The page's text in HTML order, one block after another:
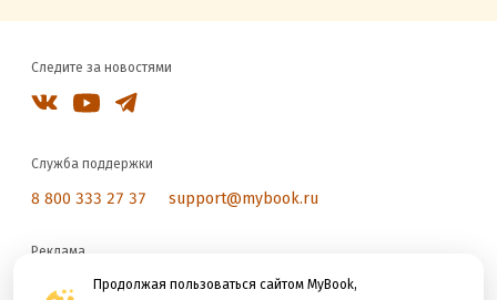
Продолжая пользоваться сайтом MyBook,
Следите за новостями
Служба поддержки
8 800 333 27 37 support@mybook.ru
Реклама
reklama@litres.ru